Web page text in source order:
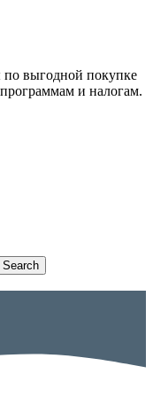
выгодной покупке
и налогам.
Search